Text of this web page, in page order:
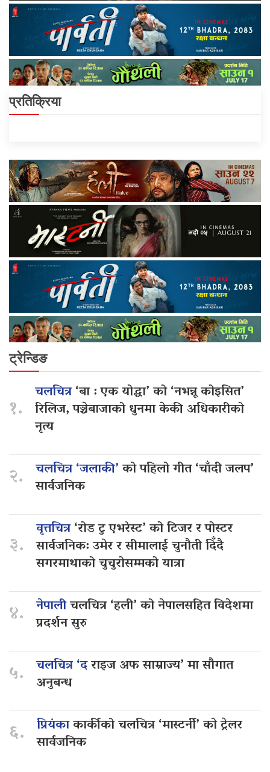
प्रतिक्रिया
ट्रेन्डिङ
१.
चलचित्र‘बा : एक योद्धा’ को ‘नभन्नू कोइसित’
रिलिज, पञ्चेबाजाको धुनमा केकी अधिकारीको
नृत्य
२. चलचित्र ‘जलाकी’को पहिलो गीत ‘चाँदी जलप’
सार्वजनिक
३.
वृत्तचित्र‘रोड टु एभरेस्ट’ को टिजर र पोस्टर
सार्वजनिक: उमेर र सीमालाई चुनौती दिँदै
सगरमाथाको चुचुरोसम्मको यात्रा
४. नेपालीचलचित्र ‘हली’ को नेपालसहित विदेशमा
प्रदर्शन सुरु
५. चलचित्र ‘दराइज अफ साम्राज्य’ मा सौगात
अनुबन्ध
६. प्रियंकाकार्कीको चलचित्र ‘मास्टर्नी’ को ट्रेलर
सार्वजनिक